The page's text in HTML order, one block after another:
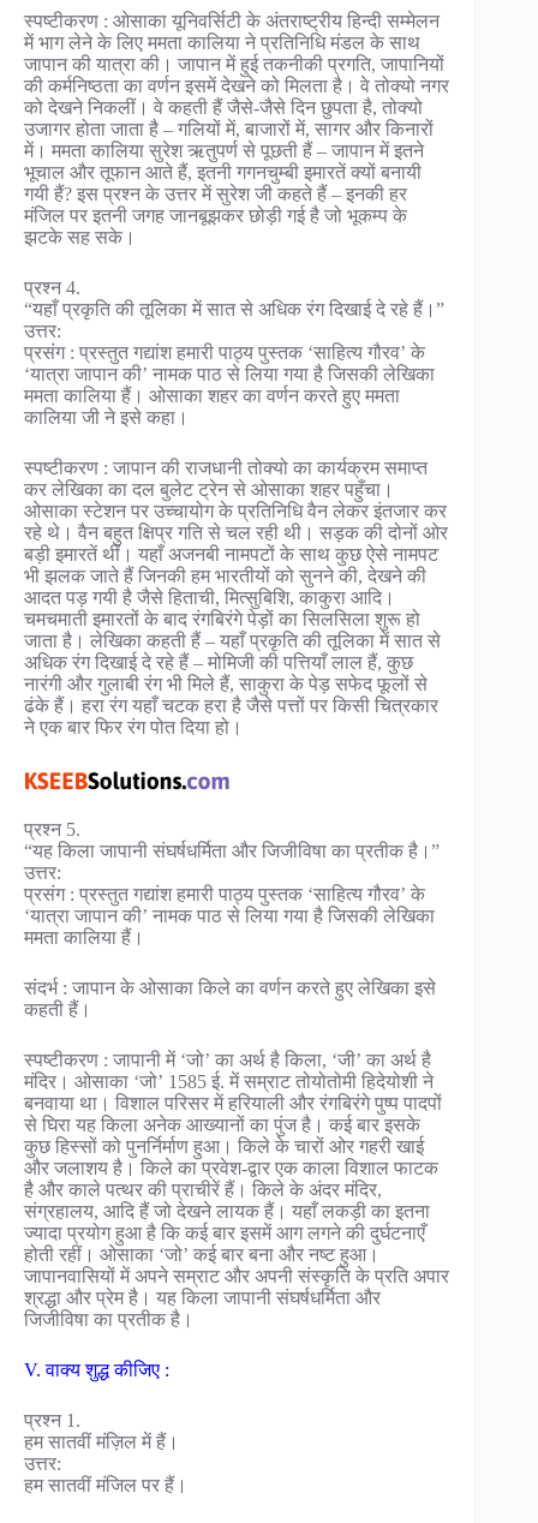
स्पष्टीकरण : ओसाका यूनिवर्सिटी के अंतराष्ट्रीय हिन्दी सम्मेलन
में भाग लेने के लिए ममता कालिया ने प्रतिनिधि मंडल के साथ
जापान की यात्रा की। जापान में हुई तकनीकी प्रगति, जापानियों
की कर्मनिष्ठता का वर्णन इसमें देखने को मिलता है। वे तोक्यो नगर
को देखने निकलीं। वे कहती हैं जैसे-जैसे दिन छुपता है, तोक्यो
उजागर होता जाता है – गलियों में, बाजारों में, सागर और किनारों
में। ममता कालिया सुरेश ऋतुपर्ण से पूछती हैं – जापान में इतने
भूचाल और तूफान आते हैं, इतनी गगनचुम्बी इमारतें क्यों बनायी
गयी हैं? इस प्रश्न के उत्तर में सुरेश जी कहते हैं – इनकी हर
मंजिल पर इतनी जगह जानबूझकर छोड़ी गई है जो भूकम्प के
झटके सह सके।
प्रश्न 4.
“यहाँ प्रकृति की तूलिका में सात से अधिक रंग दिखाई दे रहे हैं।”
उत्तर:
प्रसंग : प्रस्तुत गद्यांश हमारी पाठ्य पुस्तक ‘साहित्य गौरव’ के
‘यात्रा जापान की’ नामक पाठ से लिया गया है जिसकी लेखिका
ममता कालिया हैं। ओसाका शहर का वर्णन करते हुए ममता
कालिया जी ने इसे कहा।
स्पष्टीकरण : जापान की राजधानी तोक्यो का कार्यक्रम समाप्त
कर लेखिका का दल बुलेट ट्रेन से ओसाका शहर पहुँचा।
ओसाका स्टेशन पर उच्चायोग के प्रतिनिधि वैन लेकर इंतजार कर
रहे थे। वैन बहुत क्षिप्र गति से चल रही थी। सड़क की दोनों ओर
बड़ी इमारतें थीं। यहाँ अजनबी नामपटों के साथ कुछ ऐसे नामपट
भी झलक जाते हैं जिनकी हम भारतीयों को सुनने की, देखने की
आदत पड़ गयी है जैसे हिताची, मित्सुबिशि, काकुरा आदि।
चमचमाती इमारतों के बाद रंगबिरंगे पेड़ों का सिलसिला शुरू हो
जाता है। लेखिका कहती हैं – यहाँ प्रकृति की तूलिका में सात से
अधिक रंग दिखाई दे रहे हैं – मोमिजी की पत्तियाँ लाल हैं, कुछ
नारंगी और गुलाबी रंग भी मिले हैं, साकुरा के पेड़ सफेद फूलों से
ढंके हैं। हरा रंग यहाँ चटक हरा है जैसे पत्तों पर किसी चित्रकार
ने एक बार फिर रंग पोत दिया हो।
प्रश्न 5.
“यह किला जापानी संघर्षधर्मिता और जिजीविषा का प्रतीक है।”
उत्तर:
प्रसंग : प्रस्तुत गद्यांश हमारी पाठ्य पुस्तक ‘साहित्य गौरव’ के
‘यात्रा जापान की’ नामक पाठ से लिया गया है जिसकी लेखिका
ममता कालिया हैं।
संदर्भ : जापान के ओसाका किले का वर्णन करते हुए लेखिका इसे
कहती हैं।
स्पष्टीकरण : जापानी में ‘जो’ का अर्थ है किला, ‘जी’ का अर्थ है
मंदिर। ओसाका ‘जो’ 1585 ई. में सम्राट तोयोतोमी हिदेयोशी ने
बनवाया था। विशाल परिसर में हरियाली और रंगबिरंगे पुष्प पादपों
से घिरा यह किला अनेक आख्यानों का पुंज है। कई बार इसके
कुछ हिस्सों को पुनर्निर्माण हुआ। किले के चारों ओर गहरी खाई
और जलाशय है। किले का प्रवेश-द्वार एक काला विशाल फाटक
है और काले पत्थर की प्राचीरें हैं। किले के अंदर मंदिर,
संग्रहालय, आदि हैं जो देखने लायक हैं। यहाँ लकड़ी का इतना
ज्यादा प्रयोग हुआ है कि कई बार इसमें आग लगने की दुर्घटनाएँ
होती रहीं। ओसाका ‘जो’ कई बार बना और नष्ट हुआ।
जापानवासियों में अपने सम्राट और अपनी संस्कृति के प्रति अपार
श्रद्धा और प्रेम है। यह किला जापानी संघर्षधर्मिता और
जिजीविषा का प्रतीक है।
V. वाक्य शुद्ध कीजिए :
प्रश्न 1.
हम सातवीं मंज़िल में हैं।
उत्तर:
हम सातवीं मंजिल पर हैं।